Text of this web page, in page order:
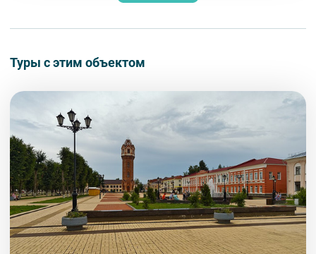
Туры с этим объектом